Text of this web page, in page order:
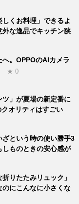
しくお料理」できるよ
外な逸品でキッチン狭
。OPPOのAIカメラ
★ 0
」が夏場の新定番に
オリティはすごい
という時の使い勝手3
ものときの安心感が
りたたみリュック」
にこんなに小さくな